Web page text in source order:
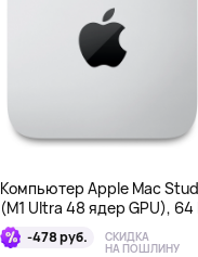
Компьютер Apple Mac
(M1 Ultra 48 ядер GPU), 64
1 Тб -478 руб. СКИДКА
НА ПОШЛИНУ